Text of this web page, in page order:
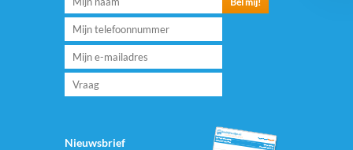
Nieuwsbrief